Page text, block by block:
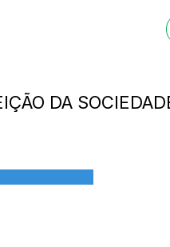
DA